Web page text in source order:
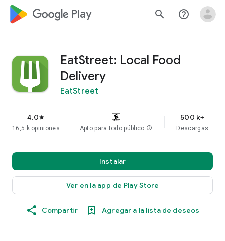
google_logo Play search help_outline
EatStreet: Local Food
Delivery
EatStreet
4.0star
16,5 k opiniones Apto para todo público info
500 k+
Descargas
Instalar
Ver en la app de Play Store
Compartir Agregar a la lista de deseos